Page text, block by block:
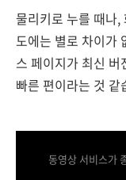
물리키로 누를 때나
도에는 별로 차이가
스 페이지가 최신
빠른 편이라는 것 같
동영상 서비스가